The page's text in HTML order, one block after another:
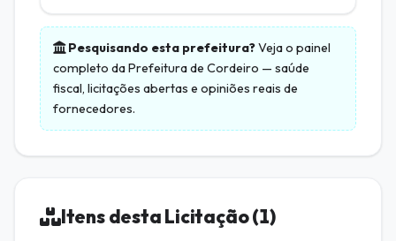
Pesquisando esta prefeitura?Veja o painel
completo daPrefeitura de Cordeiro — saúde
fiscal, licitações abertas e opiniões reais de
fornecedores.
Itens desta Licitação (1)